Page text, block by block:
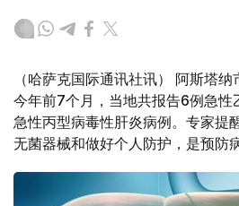
（哈萨克国际通讯社讯） 阿斯塔纳
今年前7个月，当地共报告6例急性
急性丙型病毒性肝炎病例。专家提
无菌器械和做好个人防护，是预防